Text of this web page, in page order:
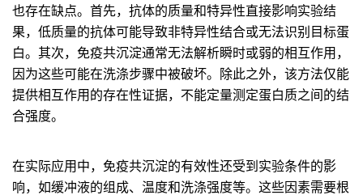
也存在缺点。首先，抗体的质量和特异性直接影响实验结
果，低质量的抗体可能导致非特异性结合或无法识别目标蛋
白。其次，免疫共沉淀通常无法解析瞬时或弱的相互作用，
因为这些可能在洗涤步骤中被破坏。除此之外，该方法仅能
提供相互作用的存在性证据，不能定量测定蛋白质之间的结
合强度。
在实际应用中，免疫共沉淀的有效性还受到实验条件的影
响，如缓冲液的组成、温度和洗涤强度等。这些因素需要根